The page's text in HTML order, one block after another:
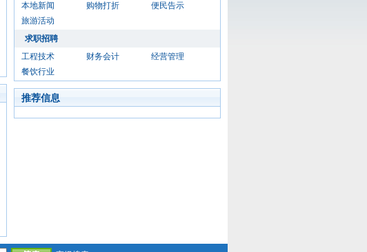
本地新闻
购物打折
便民告示
旅游活动
求职招聘
工程技术
财务会计
经营管理
餐饮行业
推荐信息